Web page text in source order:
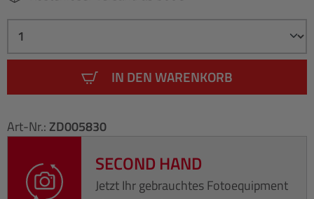
IN DEN WARENKORB
Art-Nr.: ZD005830
SECOND HAND
Jetzt Ihr gebrauchtes Fotoequipment